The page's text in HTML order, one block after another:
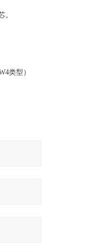
。
类型）